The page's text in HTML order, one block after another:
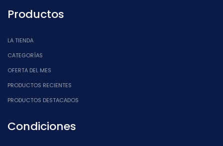
Productos
LA TIENDA
CATEGORÍAS
OFERTA DEL MES
PRODUCTOS RECIENTES
PRODUCTOS DESTACADOS
Condiciones